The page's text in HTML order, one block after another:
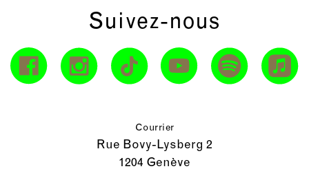
Suivez-nous
Courrier
Rue Bovy-Lysberg 2
1204 Genève